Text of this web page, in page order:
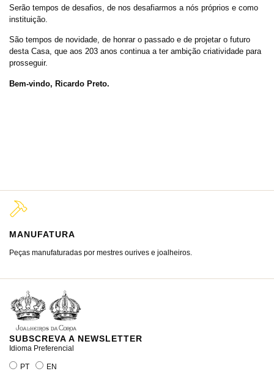
Serão tempos de desafios, de nos desafiarmos a nós próprios e como
instituição.
São tempos de novidade, de honrar o passado e de projetar o futuro
desta Casa, que aos 203 anos continua a ter ambição criatividade para
prosseguir.
Bem-vindo, Ricardo Preto.
MANUFATURA
Peças manufaturadas por mestres ourives e joalheiros.
SUBSCREVA A NEWSLETTER
Idioma Preferencial
PT EN